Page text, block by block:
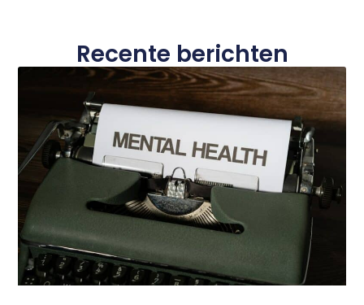
Recente berichten